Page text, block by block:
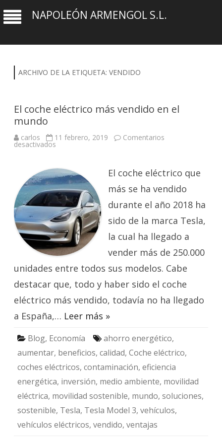
NAPOLEÓN ARMENGOL S.L.
ARCHIVO DE LA ETIQUETA: VENDIDO
El coche eléctrico más vendido en el
mundo
carlos 11 febrero, 2019 Comentarios
desactivados
más
vendido
en
el
mundo
El coche eléctrico que
más se ha vendido
durante el año 2018 ha
sido de la marca Tesla,
la cual ha llegado a
vender más de 250.000
unidades entre todos sus modelos. Cabe
destacar que, todo y haber sido el coche
eléctrico más vendido, todavía no ha llegado
a España,… Leer más »
Blog, Economía ahorro energético,
aumentar, beneficios, calidad, Coche eléctrico,
coches eléctricos, contaminación, eficiencia
energética, inversión, medio ambiente, movilidad
eléctrica, movilidad sostenible, mundo, soluciones,
sostenible, Tesla, Tesla Model 3, vehículos,
vehículos eléctricos, vendido, ventajas